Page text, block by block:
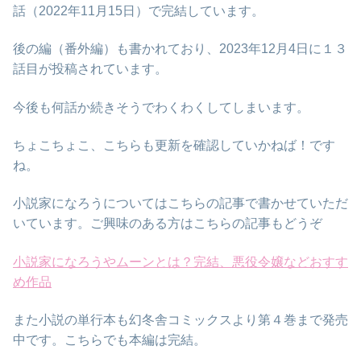
話（2022年11月15日）で完結しています。
後の編（番外編）も書かれており、2023年12月4日に１３
話目が投稿されています。
今後も何話か続きそうでわくわくしてしまいます。
ちょこちょこ、こちらも更新を確認していかねば！です
ね。
小説家になろうについてはこちらの記事で書かせていただ
いています。ご興味のある方はこちらの記事もどうぞ
小説家になろうやムーンとは？完結、悪役令嬢などおすす
め作品
また小説の単行本も幻冬舎コミックスより第４巻まで発売
中です。こちらでも本編は完結。